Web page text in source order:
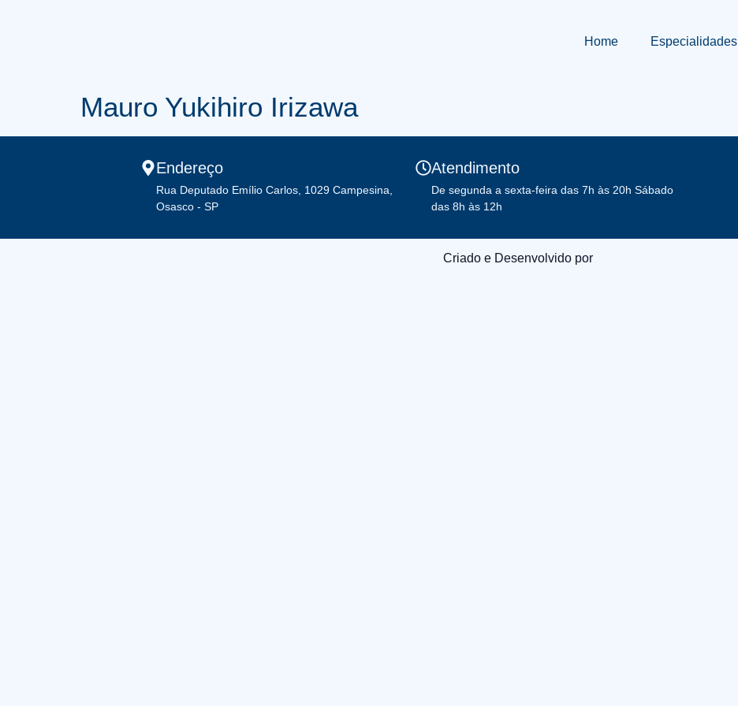
Home Especialidades
Mauro Yukihiro Irizawa
Endereço
Rua Deputado Emílio Carlos, 1029 Campesina,
Osasco - SP
Atendimento
De segunda a sexta-feira das 7h às 20h Sábado
das 8h às 12h
Criado e Desenvolvido por